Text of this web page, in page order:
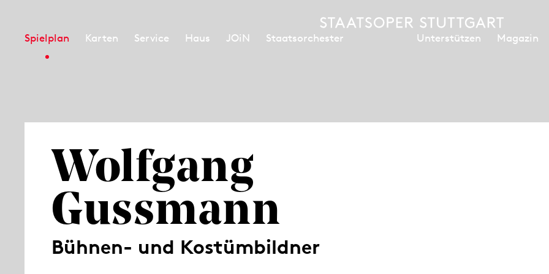
Spielplan Karten Service Haus JOiN Staatsorchester Unterstützen Magazin
Wolfgang
Gussmann
Bühnen- und Kostümbildner